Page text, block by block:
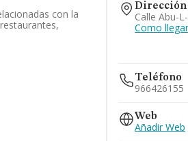
con la
Dirección
Calle Abu-
Como
Teléfono
966426155
Web
Añadir Web